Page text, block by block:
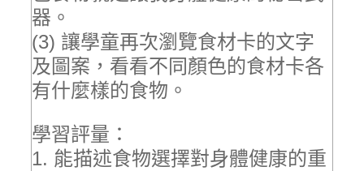
器。
(3) 讓學童再次瀏覽食材卡的文字
及圖案，看看不同顏色的食材卡各
有什麼樣的食物。
學習評量：
1. 能描述食物選擇對身體健康的重